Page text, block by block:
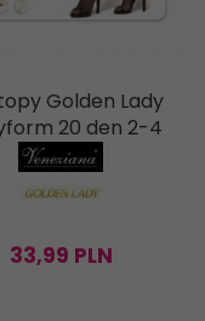
Golden Lady
20 den 2-4
33,99 PLN